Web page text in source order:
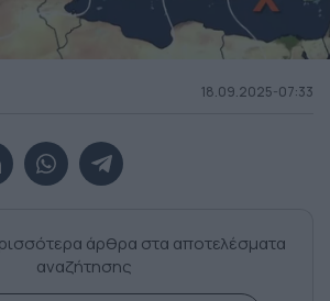
18.09.2025-07:33
άρθρα στα αποτελέσματα
αναζήτησης